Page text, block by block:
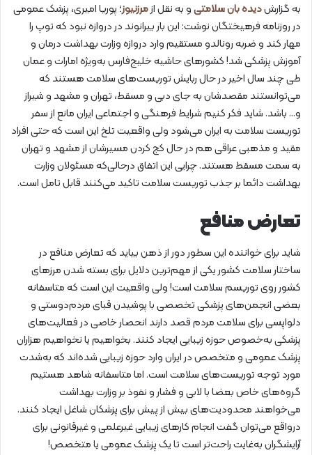
به گزارشدیده بان سلامتیو به نقل ازمرزنیوز؛ پوریا امیری، پزشک عمومی
در روزنامه فرهیختگان نوشت: این بار بیرانوند در دروازه نبود که توپ را
مهار کند و ضربه رونالدو مستقیم وارد دروازه وزارت بهداشت درمان و
آموزش پزشکی شد! کشورهای حاشیه خلیج‌فارس به‌ویژه امارات و عمان
طی چند سال اخیر در حال ربایش توریست‌های سلامت هستند که
می‌توانستند مقصدشان به جای دبی و مسقط، تهران و مشهد و شیراز
و… باشد. شاید فکر کنیم شرایط فرهنگی و اجتماعی ایران مانع از سفر
توریست سلامت به ایران می‌شود ولی واقعیت تلخ این است که حتی افراد
مقید و مذهبی عراقی هم در حال کج کردن مسیرشان از مشهد و تهران
به سمت مسقط هستند. چرایی این اتفاق درحالی‌که مسئولان وزارت
بهداشت دائما بر جذب توریست سلامت تاکید می‌کنند قابل تامل است.
تعارض منافع
شاید برای خواننده این سطور دور از ذهن بیاید که تعارض منافع در
ساختار سلامت کشور یکی از مهم‌ترین دلایل برای بسته شدن مرزهای
کشور روی توریسم سلامت است! ولی واقعیت این است که متاسفانه
بعضی انجمن‌های پزشکی تخصصی با پوشیدن قبای مردم‌دوستی و
دلواپسی برای سلامت مردم قصد دارند انحصار خاصی در فعالیت‌های
پزشکی به‌خصوص حوزه زیبایی ایجاد کنند. بخواهیم یا نخواهیم هزاران
پزشک عمومی و متخصص در ایران وارد حوزه زیبایی شده‌اند که به‌شدت
مورد توجه توریست‌های سلامت است. اما متاسفانه شاهد هستیم
گروه‌های خاص بعضا با لابی و فشار و نفوذ بر وزارت بهداشت
می‌خواهند محدودیت‌های بیش از پیش برای پزشکان شاغل ایجاد کنند.
درواقع می‌توان گفت انجام کارهای زیبایی غیرعلمی و غیرقانونی برای
آرایشگران به‌غایت راحت‌تر است تا یک پزشک عمومی یا متخصص!